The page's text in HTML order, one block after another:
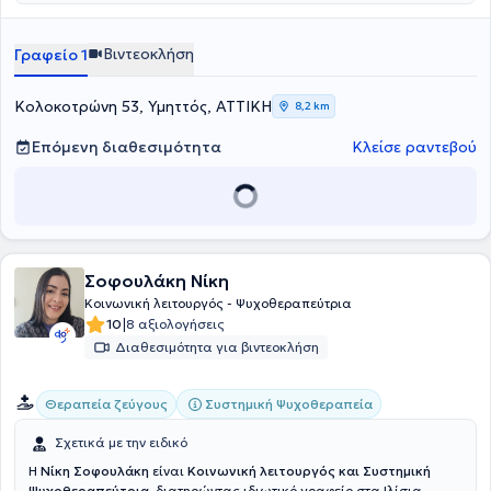
και Έρευνας στη Συστημική Ψυχοθεραπεία "Λόγω Ψυχής", τα
Δικαιώματα του Ανθρώπου, καθώς και η Ειδική Αγωγή από το
Πανεπιστήμιο Αιγαίου.
Πρωτοβάθμια Εκπαίδευση, με κύριο ρόλο την υποστήριξη μαθητών,
ψυχοκοινωνικών παρεμβάσεων.
θεραπευόμενων.
Γραφείο 1 Βιντεοκλήση
Κολοκοτρώνη 53, Υμηττός, ΑΤΤΙΚΗ 8,2 km
Επόμενη διαθεσιμότητα Κλείσε ραντεβού
Σοφουλάκη Νίκη
Κοινωνική λειτουργός - Ψυχοθεραπεύτρια
10|8 αξιολογήσεις
Διαθεσιμότητα για βιντεοκλήση
Θεραπεία ζεύγους Συστημική Ψυχοθεραπεία
Σχετικά με την ειδικό
Η Νίκη Σοφουλάκη είναι Κοινωνική λειτουργός και Συστημική